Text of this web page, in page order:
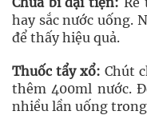
hay sắc nước uống.
để thấy hiệu quả.
Thuốc tẩy xổ: Chút
thêm 400ml nước.
nhiều lần uống